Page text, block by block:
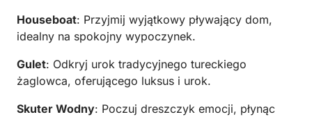
Houseboat: Przyjmij wyjątkowy pływający dom,
idealny na spokojny wypoczynek.
Gulet: Odkryj urok tradycyjnego tureckiego
żaglowca, oferującego luksus i urok.
Skuter Wodny: Poczuj dreszczyk emocji, płynąc